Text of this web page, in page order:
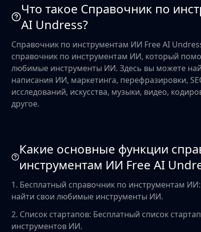
Что такое Справочник по
AI Undress?
Справочник по инструментам ИИ Free AI
справочник по инструментам ИИ, который
любимые инструменты ИИ. Здесь вы можете
написания ИИ, маркетинга, перефразировки,
исследований, искусства, музыки, видео,
другое.
Какие основные функции
инструментам ИИ Free AI
1. Бесплатный справочник по инструментам
найти свои любимые инструменты ИИ.
2. Список стартапов: Бесплатный список
инструментов ИИ.